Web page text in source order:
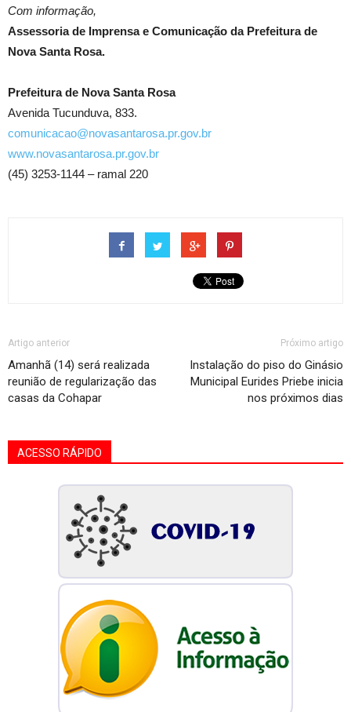
Com informação,
Assessoria de Imprensa e Comunicação da Prefeitura de
Nova Santa Rosa.
Prefeitura de Nova Santa Rosa
Avenida Tucunduva, 833.
comunicacao@novasantarosa.pr.gov.br
www.novasantarosa.pr.gov.br
(45) 3253-1144 – ramal 220
Artigo anterior
Amanhã (14) será realizada
reunião de regularização das
casas da Cohapar
Próximo artigo
Instalação do piso do Ginásio
Municipal Eurides Priebe inicia
nos próximos dias
ACESSO RÁPIDO